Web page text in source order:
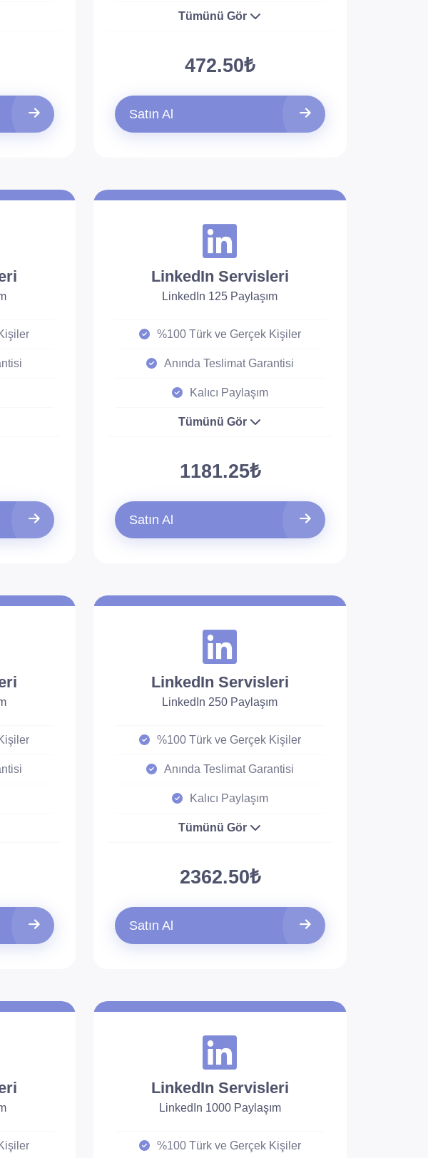
Tümünü Gör
472.50₺
Satın Al
LinkedIn Servisleri
LinkedIn 125 Paylaşım
%100 Türk ve Gerçek Kişiler
Anında Teslimat Garantisi
Kalıcı Paylaşım
Tümünü Gör
1181.25₺
Satın Al
LinkedIn Servisleri
LinkedIn 250 Paylaşım
%100 Türk ve Gerçek Kişiler
Anında Teslimat Garantisi
Kalıcı Paylaşım
Tümünü Gör
2362.50₺
Satın Al
LinkedIn Servisleri
LinkedIn 1000 Paylaşım
%100 Türk ve Gerçek Kişiler